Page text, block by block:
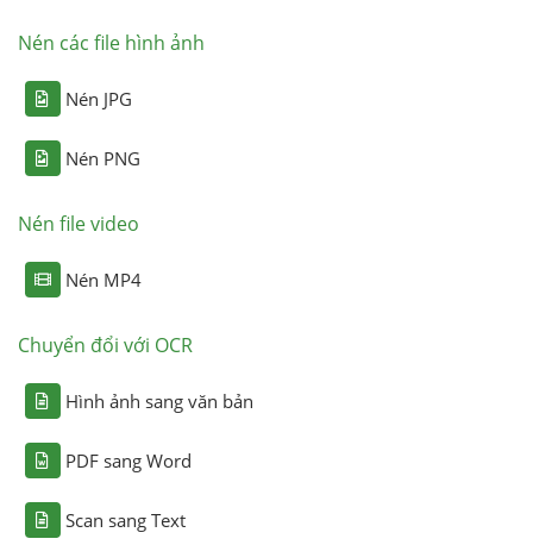
Nén các file hình ảnh
Nén JPG
Nén PNG
Nén file video
Nén MP4
Chuyển đổi với OCR
Hình ảnh sang văn bản
PDF sang Word
Scan sang Text